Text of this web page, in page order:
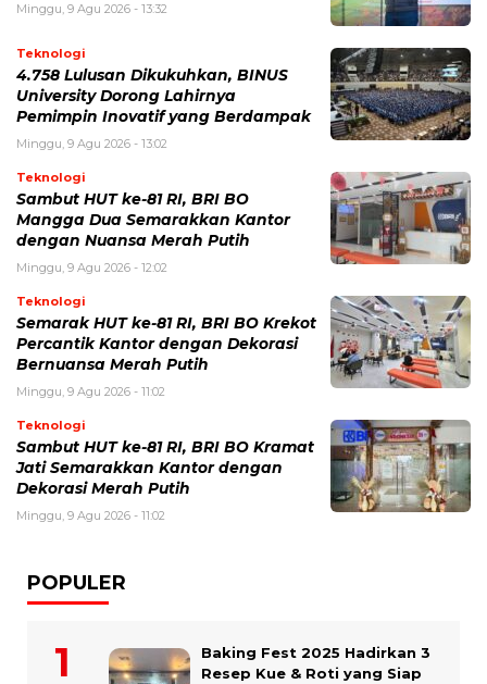
Minggu, 9 Agu 2026 - 13:32
Teknologi
4.758 Lulusan Dikukuhkan, BINUS
University Dorong Lahirnya
Pemimpin Inovatif yang Berdampak
Minggu, 9 Agu 2026 - 13:02
Teknologi
Sambut HUT ke-81 RI, BRI BO
Mangga Dua Semarakkan Kantor
dengan Nuansa Merah Putih
Minggu, 9 Agu 2026 - 12:02
Teknologi
Semarak HUT ke-81 RI, BRI BO Krekot
Percantik Kantor dengan Dekorasi
Bernuansa Merah Putih
Minggu, 9 Agu 2026 - 11:02
Teknologi
Sambut HUT ke-81 RI, BRI BO Kramat
Jati Semarakkan Kantor dengan
Dekorasi Merah Putih
Minggu, 9 Agu 2026 - 11:02
POPULER
Baking Fest 2025 Hadirkan 3
Resep Kue & Roti yang Siap